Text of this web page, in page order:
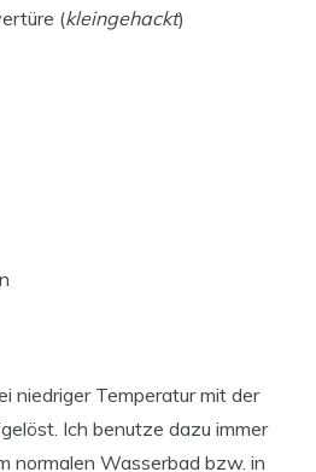
(kleingehackt)
niedriger Temperatur mit der
Ich benutze dazu immer
normalen Wasserbad bzw. in